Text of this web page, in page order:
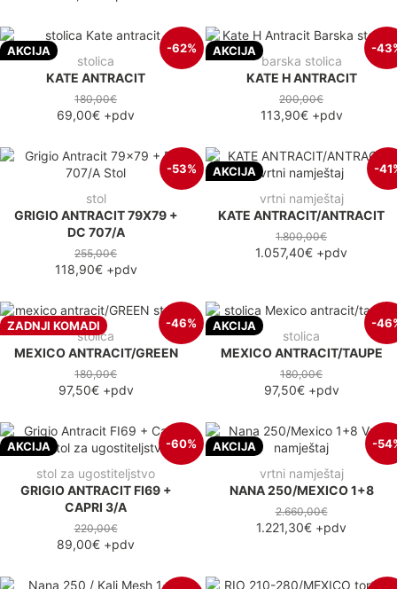
AKCIJA -62%
stolica
KATE ANTRACIT
180,00€
69,00€ +pdv
AKCIJA -
barska stolica
KATE H ANTRACIT
200,00€
113,90€+pdv
-53%
stol
GRIGIO ANTRACIT 79X79 +
DC 707/A
255,00€
118,90€+pdv
AKCIJA -
vrtni namještaj
KATE ANTRACIT/ANTRACIT
1.800,00€
1.057,40€ +pdv
ZADNJI KOMADI -46%
stolica
MEXICO ANTRACIT/GREEN
180,00€
97,50€+pdv
AKCIJA -
stolica
MEXICO ANTRACIT/TAUPE
180,00€
97,50€+pdv
AKCIJA -60%
stol za ugostiteljstvo
GRIGIO ANTRACIT FI69 +
CAPRI 3/A
220,00€
89,00€ +pdv
AKCIJA -
vrtni namještaj
NANA 250/MEXICO 1+8
2.660,00€
1.221,30€ +pdv